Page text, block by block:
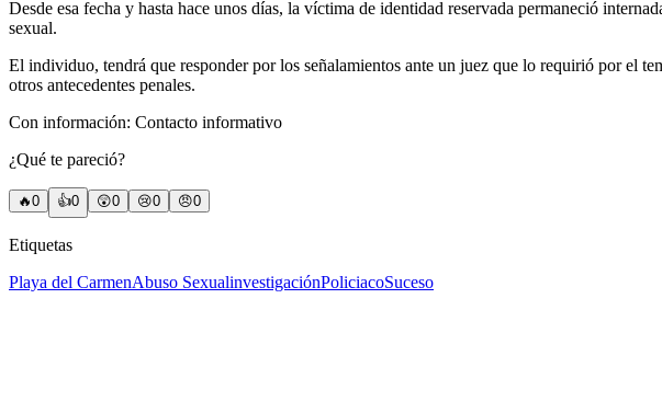
Desde esa fecha y hasta hace unos días, la víctima de identidad reservada permaneció
sexual.
El individuo, tendrá que responder por los señalamientos ante un juez que lo requirió por el
otros antecedentes penales.
Con información: Contacto informativo
¿Qué te pareció?
🔥0 👍0 😲0 😢0 😠0
Etiquetas
Playa del CarmenAbuso SexualinvestigaciónPoliciacoSuceso